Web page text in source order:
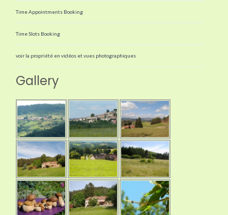
Time Appointments Booking
Time Slots Booking
voir la propriété en vidéos et vues photographiques
Gallery